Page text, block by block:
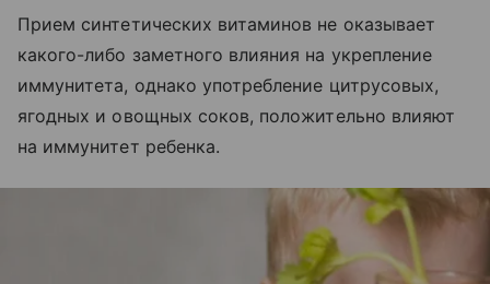
Прием синтетических витаминов не оказывает
какого-либо заметного влияния на укрепление
иммунитета, однако употребление цитрусовых,
ягодных и овощных соков, положительно влияют
на иммунитет ребенка.